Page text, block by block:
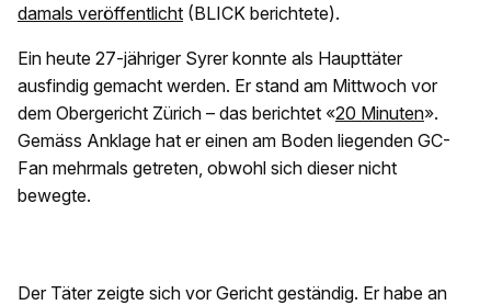
damals veröffentlicht (BLICK berichtete).
Ein heute 27-jähriger Syrer konnte als Haupttäter
ausfindig gemacht werden. Er stand am Mittwoch vor
dem Obergericht Zürich – das berichtet «20 Minuten».
Gemäss Anklage hat er einen am Boden liegenden GC-
Fan mehrmals getreten, obwohl sich dieser nicht
bewegte.
Der Täter zeigte sich vor Gericht geständig. Er habe an